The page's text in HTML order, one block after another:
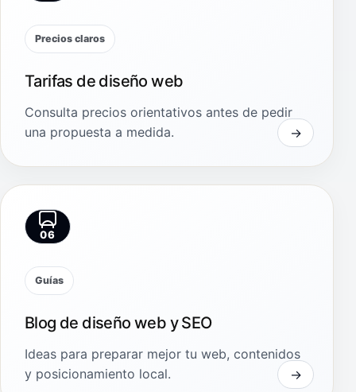
Precios claros
Tarifas de diseño web
Consulta precios orientativos antes de pedir
una propuesta a medida.
06
Guías
Blog de diseño web y SEO
Ideas para preparar mejor tu web, contenidos
y posicionamiento local.